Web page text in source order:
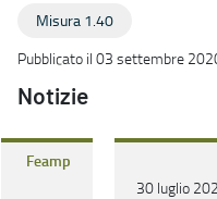
Misura 1.40
Pubblicato il 03 settembre
Notizie
Feamp
30 luglio